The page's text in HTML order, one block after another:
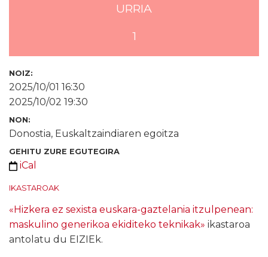
URRIA
1
NOIZ:
2025/10/01 16:30
2025/10/02 19:30
NON:
Donostia, Euskaltzaindiaren egoitza
GEHITU ZURE EGUTEGIRA
iCal
IKASTAROAK
«Hizkera ez sexista euskara-gaztelania itzulpenean:
maskulino generikoa ekiditeko teknikak» ikastaroa
antolatu du EIZIEk.